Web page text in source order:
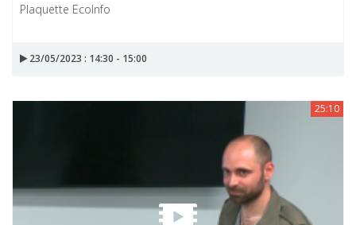
Plaquette EcoInfo
23/05/2023 : 14:30 - 15:00
25:10